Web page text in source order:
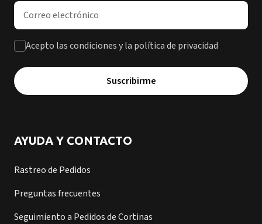
Dirección de correo electrónico
Acepto las condiciones y la política de privacidad
Suscribirme
AYUDA Y CONTACTO
Rastreo de Pedidos
Preguntas frecuentes
Seguimiento a Pedidos de Cortinas